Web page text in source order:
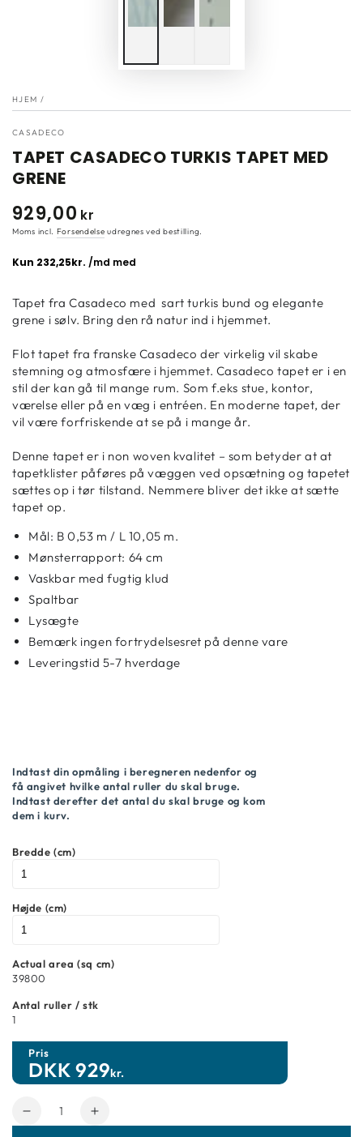
HJEM /
CASADECO
TAPET CASADECO TURKIS TAPET MED
GRENE
Normal
pris
929,00 kr
Moms incl. Forsendelse udregnes ved bestilling.
Tapet fra Casadeco med sart turkis bund og elegante
grene i sølv. Bring den rå natur ind i hjemmet.
Flot tapet fra franske Casadeco der virkelig vil skabe
stemning og atmosfære i hjemmet. Casadeco tapet er i en
stil der kan gå til mange rum. Som f.eks stue, kontor,
værelse eller på en væg i entréen. En moderne tapet, der
vil være forfriskende at se på i mange år.
Denne tapet er i non woven kvalitet – som betyder at at
tapetklister påføres på væggen ved opsætning og tapetet
sættes op i tør tilstand. Nemmere bliver det ikke at sætte
tapet op.
Mål: B 0,53 m / L 10,05 m.
Mønsterrapport: 64 cm
Vaskbar med fugtig klud
Spaltbar
Lysægte
Bemærk ingen fortrydelsesret på denne vare
Leveringstid 5-7 hverdage
Indtast din opmåling i beregneren nedenfor og
få angivet hvilke antal ruller du skal bruge.
Indtast derefter det antal du skal bruge og kom
dem i kurv.
Bredde (cm)
Højde (cm)
Actual area (sq cm)
39800
Antal ruller / stk
1
Pris
DKK929kr.
Antal
Reducer
Forøg